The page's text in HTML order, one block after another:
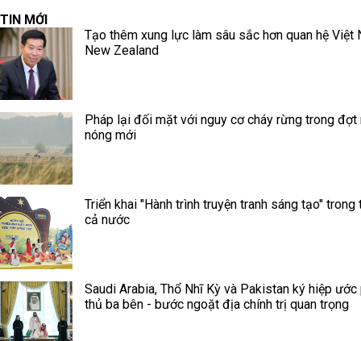
TIN MỚI
Tạo thêm xung lực làm sâu sắc hơn quan hệ Việt
New Zealand
Pháp lại đối mặt với nguy cơ cháy rừng trong đợt
nóng mới
Triển khai "Hành trình truyện tranh sáng tạo" trong
cả nước
Saudi Arabia, Thổ Nhĩ Kỳ và Pakistan ký hiệp ước
thủ ba bên - bước ngoặt địa chính trị quan trọng